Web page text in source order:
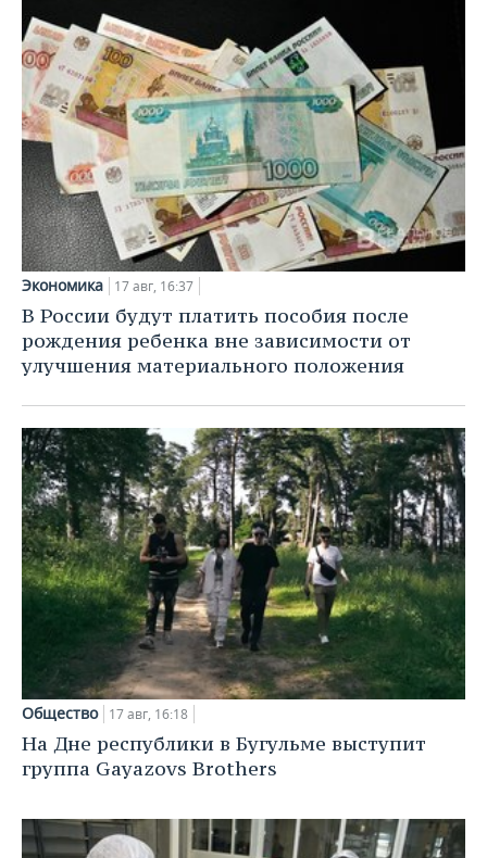
ХОККЕЙ С МЯЧОМ
ПРОИСШЕСТВИЯ
Экономика 17 авг, 16:37
В России будут платить пособия после
рождения ребенка вне зависимости от
улучшения материального положения
Общество 17 авг, 16:18
На Дне республики в Бугульме выступит
группа Gayazovs Brothers